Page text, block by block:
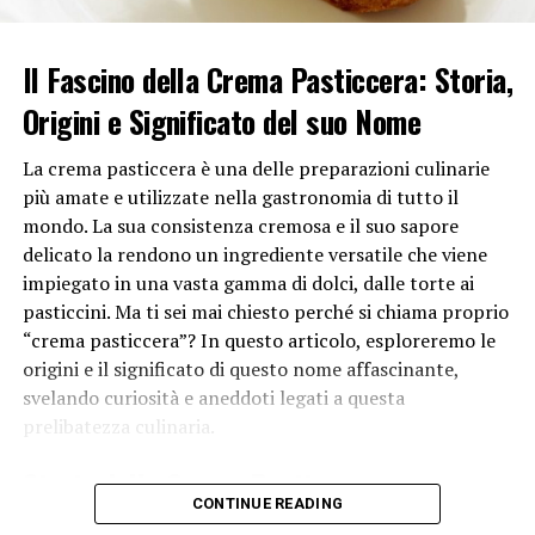
deliziosa che avvolge la pasta in modo avvolgente.
In conclusione, si chiama pasta alla carbonara perché
può essere vista come un omaggio ai lavoratori umili
che, con ingredienti semplici ma gustosi, hanno creato
uno dei piatti più iconici della tradizione culinaria
italiana. Indipendentemente dall’origine esatta del
nome, la pasta alla carbonara rimane un capolavoro
gastronomico che continua ad essere amato in tutto il
mondo.
RELATED TOPICS:
UP NEXT
Perché la panna non si monta?
Il Fascino della Crema Pasticcera: Storia,
Origini e Significato del suo Nome
La crema pasticcera è una delle preparazioni culinarie
più amate e utilizzate nella gastronomia di tutto il
mondo. La sua consistenza cremosa e il suo sapore
delicato la rendono un ingrediente versatile che viene
impiegato in una vasta gamma di dolci, dalle torte ai
pasticcini. Ma ti sei mai chiesto perché si chiama proprio
“crema pasticcera”? In questo articolo, esploreremo le
origini e il significato di questo nome affascinante,
svelando curiosità e aneddoti legati a questa
prelibatezza culinaria.
Storia della Crema Pasticcera
CONTINUE READING